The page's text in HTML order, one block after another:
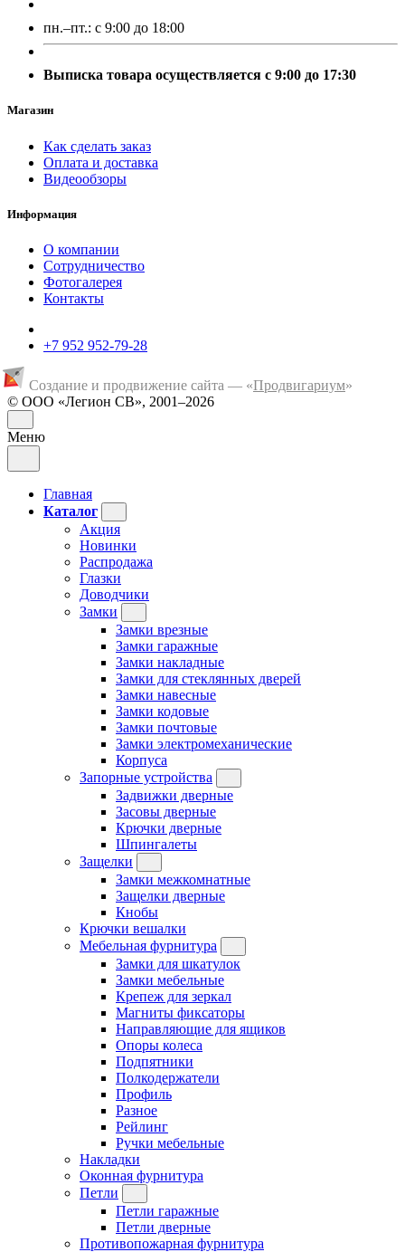
пн.–пт.: с 9:00 до 18:00
Выписка товара осуществляется с 9:00 до 17:30
Магазин
Как сделать заказ
Оплата и доставка
Видеообзоры
Информация
О компании
Сотрудничество
Фотогалерея
Контакты
+7 952 952-79-28
Создание и продвижение сайта — «Продвигариум»
© ООО «Легион СВ», 2001–2026
Меню
Главная
Каталог
Акция
Новинки
Распродажа
Глазки
Доводчики
Замки
Замки врезные
Замки гаражные
Замки накладные
Замки для стеклянных дверей
Замки навесные
Замки кодовые
Замки почтовые
Замки электромеханические
Корпуса
Запорные устройства
Задвижки дверные
Засовы дверные
Крючки дверные
Шпингалеты
Защелки
Замки межкомнатные
Защелки дверные
Кнобы
Крючки вешалки
Мебельная фурнитура
Замки для шкатулок
Замки мебельные
Крепеж для зеркал
Магниты фиксаторы
Направляющие для ящиков
Опоры колеса
Подпятники
Полкодержатели
Профиль
Разное
Рейлинг
Ручки мебельные
Накладки
Оконная фурнитура
Петли
Петли гаражные
Петли дверные
Противопожарная фурнитура